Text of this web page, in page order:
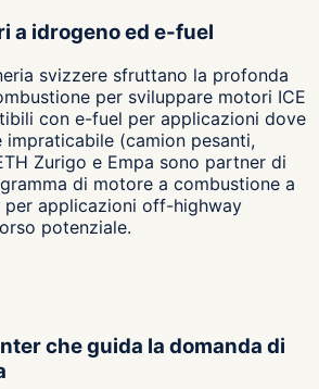
a idrogeno ed e-fuel
svizzere sfruttano la profonda
per sviluppare motori ICE
con e-fuel per applicazioni dove
(camion pesanti,
Zurigo e Empa sono partner di
di motore a combustione a
per applicazioni off-highway
potenziale.
che guida la domanda di